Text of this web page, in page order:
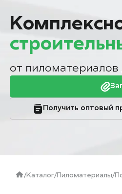
от
Получить оптовый
/Каталог/Пиломатериалы/